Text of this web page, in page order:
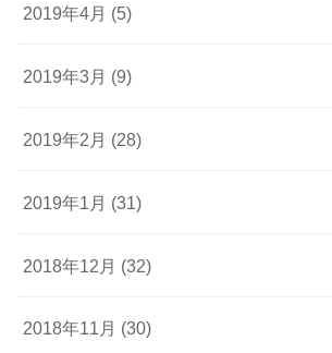
2019年4月 (5)
2019年3月 (9)
2019年2月 (28)
2019年1月 (31)
2018年12月 (32)
2018年11月 (30)